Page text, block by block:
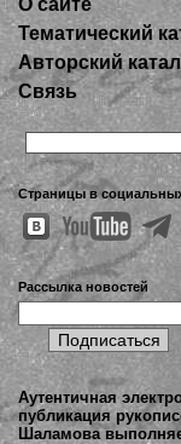
О сайте
Тематический
Авторский
Связь
Страницы в
Рассылка новостей
Аутентичная
публикация
Шаламова